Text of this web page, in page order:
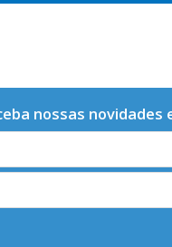
nossas novidades